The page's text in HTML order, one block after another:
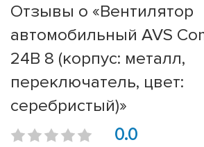
Отзывы о «Вентилятор
автомобильный AVS
24В 8 (корпус: металл,
переключатель, цвет:
серебристый)»
0.0